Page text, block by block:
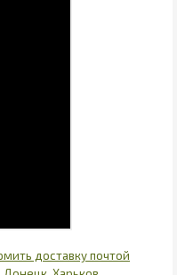
доставку почтой